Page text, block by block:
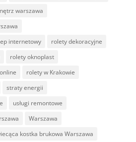
warszawa
internetowy
rolety dekoracyjne
rolety oknoplast
rolety w Krakowie
straty energii
usługi remontowe
Warszawa
kostka brukowa Warszawa